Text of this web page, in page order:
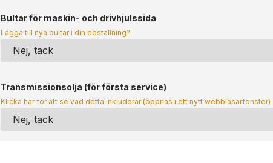
Bultar för maskin- och drivhjulssida
Lägga till nya bultar i din beställning?
Transmissionsolja (för första service)
Klicka här för att se vad detta inkluderar (öppnas i ett nytt webbläsarfönster)